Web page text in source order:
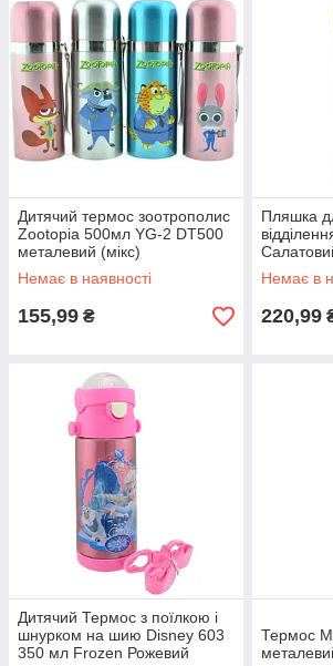
Дитячий термос зоотрополис
Zootopia 500мл YG-2 DT500
металевий (мікс)
Немає в наявності
155,99 ₴
Пляшка
Немає в
220,99
Дитячий Термос з поїлкою і
шнурком на шию Disney 603
350 мл Frozen Рожевий
Термос